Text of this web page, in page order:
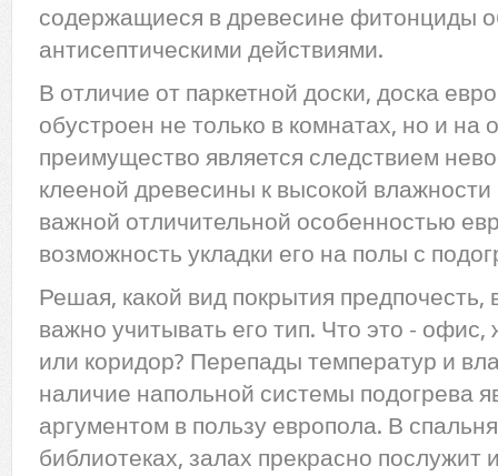
содержащиеся в древесине фитонциды
антисептическими действиями.
В отличие от паркетной доски, доска
обустроен не только в комнатах, но и на
преимущество является следствием
клееной древесины к высокой
важной отличительной особенностью
возможность укладки его на полы с
Решая, какой вид покрытия
важно учитывать его тип. Что это -
или коридор? Перепады температур и
наличие напольной системы подогрева
аргументом в пользу европола. В
библиотеках, залах прекрасно послужит